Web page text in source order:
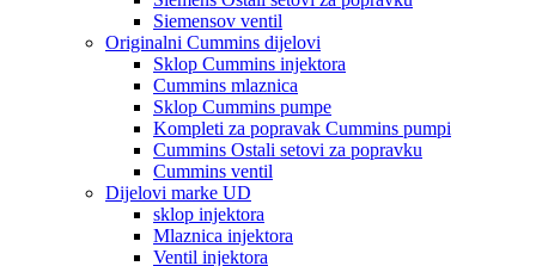
Siemensov ventil
Originalni Cummins dijelovi
Sklop Cummins injektora
Cummins mlaznica
Sklop Cummins pumpe
Kompleti za popravak Cummins pumpi
Cummins Ostali setovi za popravku
Cummins ventil
Dijelovi marke UD
sklop injektora
Mlaznica injektora
Ventil injektora